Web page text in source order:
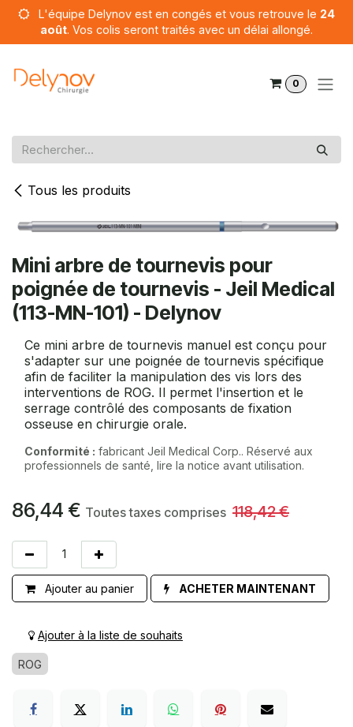
Se rendre au contenu
L'équipe Delynov est en congés et vous retrouve le 24
août. Vos colis seront traités avec un délai allongé.
0
Tous les produits
Mini arbre de tournevis pour
poignée de tournevis - Jeil Medical
(113-MN-101) - Delynov
Ce mini arbre de tournevis manuel est conçu pour
s'adapter sur une poignée de tournevis spécifique
afin de faciliter la manipulation des vis lors des
interventions de ROG. Il permet l'insertion et le
serrage contrôlé des composants de fixation
osseuse en chirurgie orale.
Conformité : fabricant Jeil Medical Corp.. Réservé aux
professionnels de santé, lire la notice avant utilisation.
86,44 € Toutes taxes comprises 118,42€
Ajouter au panier ACHETER MAINTENANT
Ajouter à la liste de souhaits
ROG